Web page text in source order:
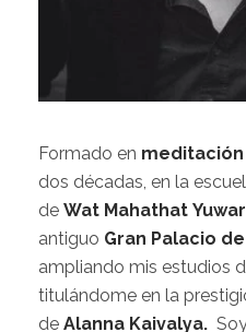
Formado en meditación
dos décadas, en la
de Wat Mahathat
antiguo Gran Palacio
ampliando mis estudios
titulándome en la
de Alanna Kaivalya.